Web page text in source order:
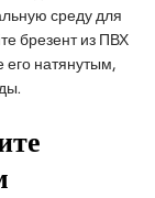
среду для
брезент из ПВХ
его натянутым,